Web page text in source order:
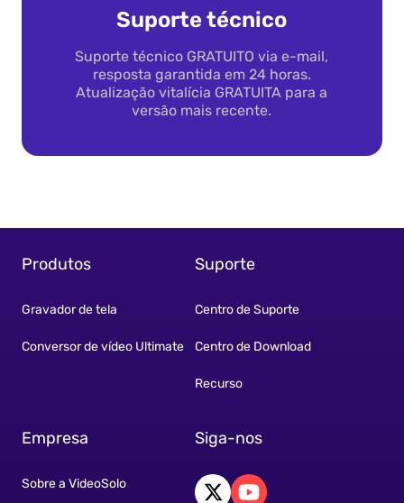
Suporte técnico
Suporte técnico GRATUITO via e-mail,
resposta garantida em 24 horas.
Atualização vitalícia GRATUITA para a
versão mais recente.
Produtos
Gravador de tela
Conversor de vídeo Ultimate
Suporte
Centro de Suporte
Centro de Download
Recurso
Empresa
Sobre a VideoSolo
Siga-nos